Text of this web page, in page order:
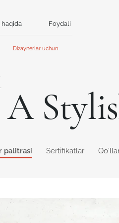
Avant Quartz
Noblle Quartz
haqida Foydali
Dizaynerlar uchun
Mijozlar uchun kontent
A
palitrasi Sertifikatlar